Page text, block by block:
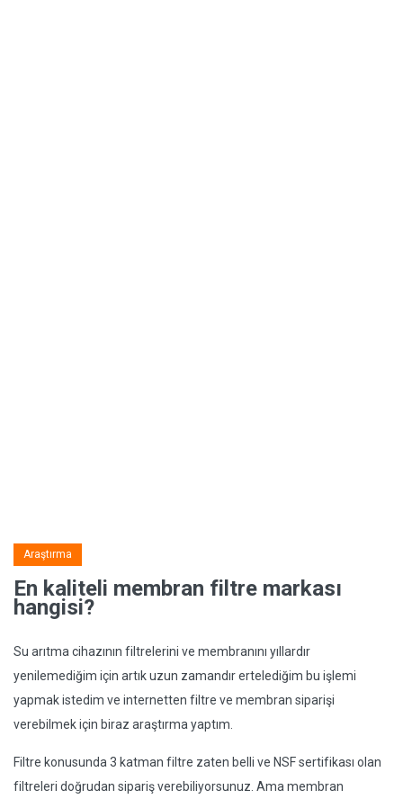
Araştırma
En kaliteli membran filtre markası
hangisi?
Su arıtma cihazının filtrelerini ve membranını yıllardır
yenilemediğim için artık uzun zamandır ertelediğim bu işlemi
yapmak istedim ve internetten filtre ve membran siparişi
verebilmek için biraz araştırma yaptım.
Filtre konusunda 3 katman filtre zaten belli ve NSF sertifikası olan
filtreleri doğrudan sipariş verebiliyorsunuz. Ama membran